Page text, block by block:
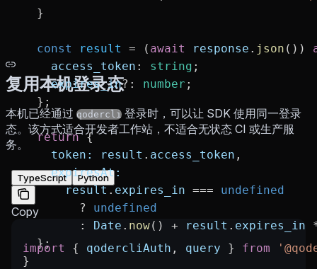
  }
  const
result = ( await response . json ())
    access_token
: string ;
    expires_in
?: number ;
  };
  return
{
    token:
result . access_token ,
    expiresAt:
      result
. expires_in === undefined
        ?
undefined
        :
Date . now() + result . expires_in
  };
}
复用本机登录态
本机已经通过 qodercli 登录时，可以让 SDK 使用同一登录
态。该方式适合开发者工作站，不适合无状态 CI 或生产服
务。
TypeScript Python
Copy
import { qodercliAuth , query } from